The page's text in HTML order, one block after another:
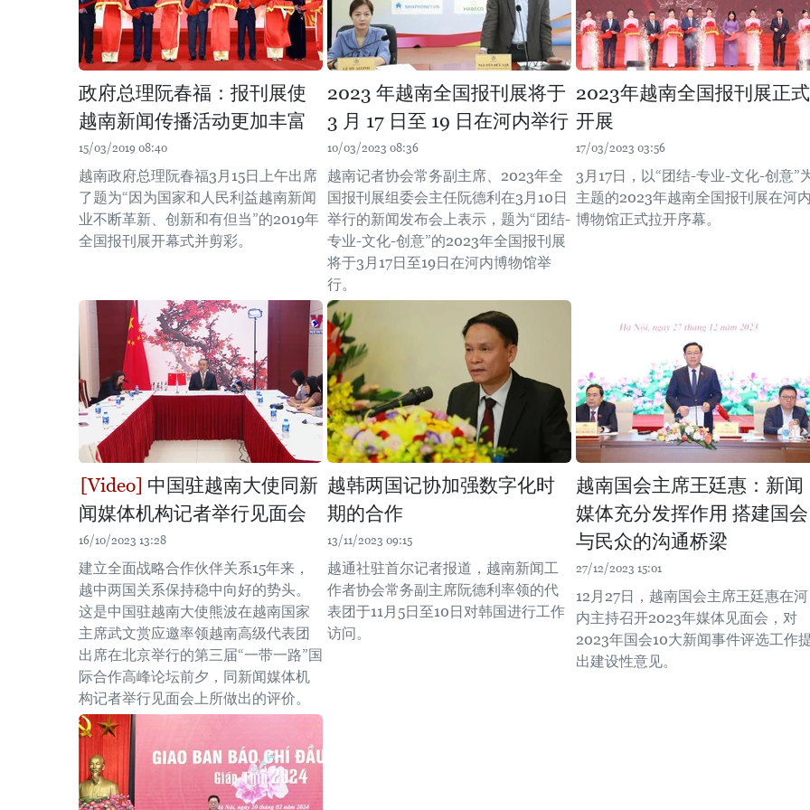
政府总理阮春福：报刊展使
越南新闻传播活动更加丰富
15/03/2019 08:40
越南政府总理阮春福3月15日上午出席
了题为“因为国家和人民利益越南新闻
业不断革新、创新和有但当”的2019年
全国报刊展开幕式并剪彩。
2023 年越南全国报刊展将于
3 月 17 日至 19 日在河内举行
10/03/2023 08:36
越南记者协会常务副主席、2023年全
国报刊展组委会主任阮德利在3月10日
举行的新闻发布会上表示，题为“团结-
专业-文化-创意”的2023年全国报刊展
将于3月17日至19日在河内博物馆举
行。
2023年越南全国报刊展正式
开展
17/03/2023 03:56
3月17日，以“团结-专业-文化-创意”
主题的2023年越南全国报刊展在河
博物馆正式拉开序幕。
中国驻越南大使同新
闻媒体机构记者举行见面会
16/10/2023 13:28
建立全面战略合作伙伴关系15年来，
越中两国关系保持稳中向好的势头。
这是中国驻越南大使熊波在越南国家
主席武文赏应邀率领越南高级代表团
出席在北京举行的第三届“一带一路”国
际合作高峰论坛前夕，同新闻媒体机
构记者举行见面会上所做出的评价。
越韩两国记协加强数字化时
期的合作
13/11/2023 09:15
越通社驻首尔记者报道，越南新闻工
作者协会常务副主席阮德利率领的代
表团于11月5日至10日对韩国进行工作
访问。
越南国会主席王廷惠：新闻
媒体充分发挥作用 搭建国会
与民众的沟通桥梁
27/12/2023 15:01
12月27日，越南国会主席王廷惠在河
内主持召开2023年媒体见面会，对
2023年国会10大新闻事件评选工作
出建设性意见。